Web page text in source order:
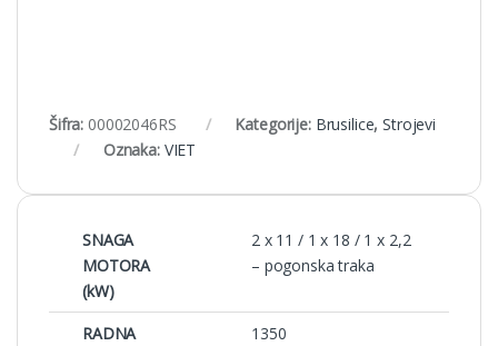
Šifra: 00002046RS Kategorije: Brusilice,Strojevi
Oznaka: VIET
SNAGA
MOTORA
(kW)
2 x 11 / 1 x 18 / 1 x 2,2
– pogonska traka
RADNA
1350